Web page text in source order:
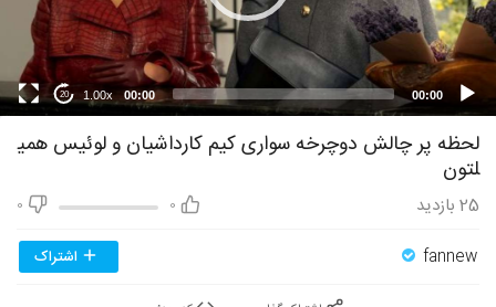
00:00
00:00
1.00x
20
لحظه پر چالش دوچرخه سواری کیم کارداشیان و لوئیس همی
لتون
0
0 25 بازدید
fannew اشتراک